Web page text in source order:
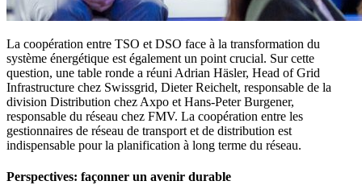
La coopération entre TSO et DSO face à la transformation du
système énergétique est également un point crucial. Sur cette
question, une table ronde a réuni Adrian Häsler, Head of Grid
Infrastructure chez Swissgrid, Dieter Reichelt, responsable de la
division Distribution chez Axpo et Hans-Peter Burgener,
responsable du réseau chez FMV. La coopération entre les
gestionnaires de réseau de transport et de distribution est
indispensable pour la planification à long terme du réseau.
Perspectives: façonner un avenir durable